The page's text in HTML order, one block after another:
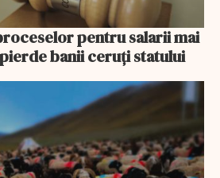
pentru salarii mai
banii ceruți statului